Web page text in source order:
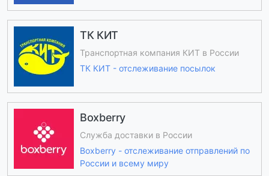
ТК КИТ
Транспортная компания КИТ в России
ТК КИТ - отслеживание посылок
Boxberry
Служба доставки в России
Boxberry - отслеживание отправлений по
России и всему миру